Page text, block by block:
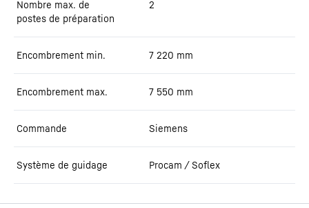
Nombre max. de
postes de préparation
2
Encombrement min. 7 220 mm
Encombrement max. 7 550 mm
Commande Siemens
Système de guidage Procam / Soflex